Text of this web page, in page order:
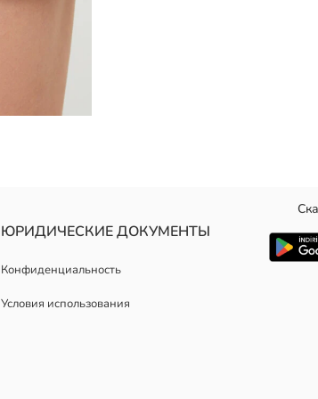
ЮРИДИЧЕСКИЕ ДОКУМЕНТЫ
Конфиденциальность
Условия использования